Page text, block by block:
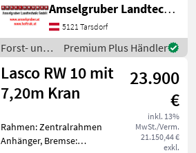
Teleskoplader und
Frontlader inklusive
Wunschaufnahme,
Verschlauchung etc.
KOMPLETT EINSATZBEREI
Amselgruber Landtechnik GmbH
5121 Tarsdorf
Forst- und
Holztechnik
/ Lasco
Premium Plus Händler
Lasco RW 10 mit
7,20m Kran
23.900
€
inkl. 13%
MwSt./Verm.
21.150,44 €
exkl.
Rahmen: Zentralrahmen
Anhänger, Bremse: